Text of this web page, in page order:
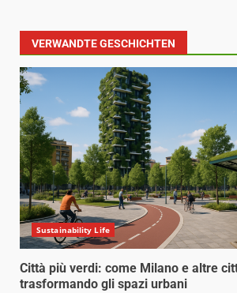
VERWANDTE GESCHICHTEN
Sustainability Life
Città più verdi: come Milano e altre
trasformando gli spazi urbani